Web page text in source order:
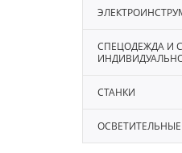
СПЕЦОДЕЖДА И
СТАНКИ